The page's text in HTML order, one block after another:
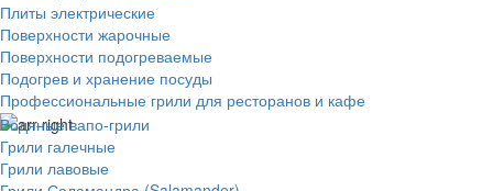
Плиты электрические
Поверхности жарочные
Поверхности подогреваемые
Подогрев и хранение посуды
Профессиональные грили для ресторанов и кафе
Водяные вапо-грили
Грили галечные
Грили лавовые